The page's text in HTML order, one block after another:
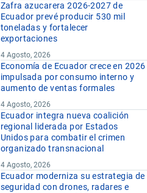
Zafra azucarera 2026-2027 de
Ecuador prevé producir 530 mil
toneladas y fortalecer
exportaciones
4 Agosto, 2026
Economía de Ecuador crece en 2026
impulsada por consumo interno y
aumento de ventas formales
4 Agosto, 2026
Ecuador integra nueva coalición
regional liderada por Estados
Unidos para combatir el crimen
organizado transnacional
4 Agosto, 2026
Ecuador moderniza su estrategia de
seguridad con drones, radares e